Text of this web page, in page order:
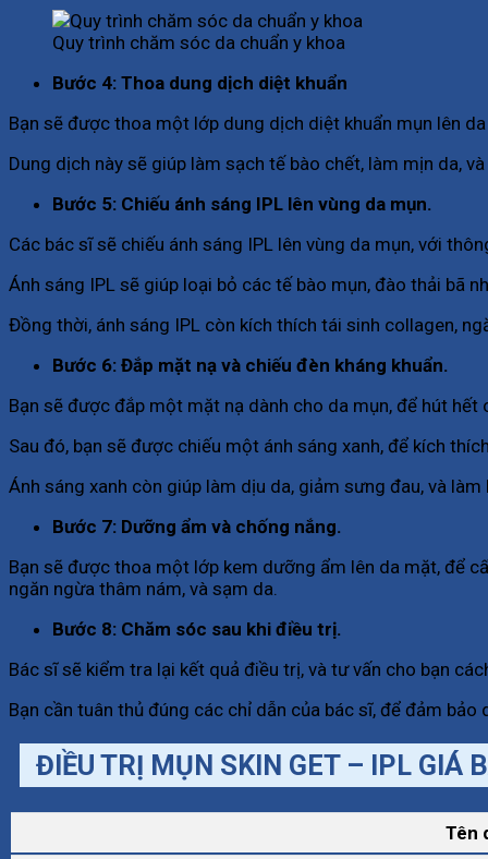
Quy trình chăm sóc da chuẩn y khoa
Bước 4: Thoa dung dịch diệt khuẩn
Bạn sẽ được thoa một lớp dung dịch diệt khuẩn mụn lên
Dung dịch này sẽ giúp làm sạch tế bào chết, làm mịn da,
Bước 5: Chiếu ánh sáng IPL lên vùng da mụn.
Các bác sĩ sẽ chiếu ánh sáng IPL lên vùng da mụn, với
Ánh sáng IPL sẽ giúp loại bỏ các tế bào mụn, đào thải bã
Đồng thời, ánh sáng IPL còn kích thích tái sinh collagen,
Bước 6: Đắp mặt nạ và chiếu đèn kháng khuẩn.
Bạn sẽ được đắp một mặt nạ dành cho da mụn, để hút hết
Sau đó, bạn sẽ được chiếu một ánh sáng xanh, để kích
Ánh sáng xanh còn giúp làm dịu da, giảm sưng đau, và làm
Bước 7: Dưỡng ẩm và chống nắng.
Bạn sẽ được thoa một lớp kem dưỡng ẩm lên da mặt, để
ngăn ngừa thâm nám, và sạm da.
Bước 8: Chăm sóc sau khi điều trị.
Bác sĩ sẽ kiểm tra lại kết quả điều trị, và tư vấn cho bạn
Bạn cần tuân thủ đúng các chỉ dẫn của bác sĩ, để đảm bảo
ĐIỀU TRỊ MỤN SKIN GET – IPL GIÁ
Tên